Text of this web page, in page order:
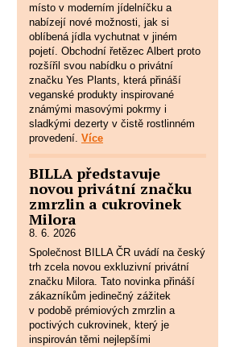
místo v moderním jídelníčku a
nabízejí nové možnosti, jak si
oblíbená jídla vychutnat v jiném
pojetí. Obchodní řetězec Albert proto
rozšířil svou nabídku o privátní
značku Yes Plants, která přináší
veganské produkty inspirované
známými masovými pokrmy i
sladkými dezerty v čistě rostlinném
provedení. Více
BILLA představuje
novou privátní značku
zmrzlin a cukrovinek
Milora
8. 6. 2026
Společnost BILLA ČR uvádí na český
trh zcela novou exkluzivní privátní
značku Milora. Tato novinka přináší
zákazníkům jedinečný zážitek
v podobě prémiových zmrzlin a
poctivých cukrovinek, který je
inspirován těmi nejlepšími